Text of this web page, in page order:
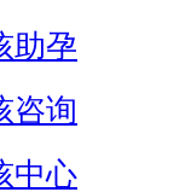
助孕
咨询
中心